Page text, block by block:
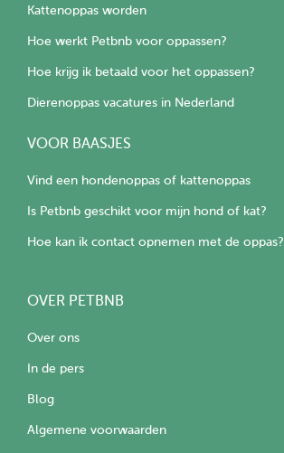
Kattenoppas worden
Hoe werkt Petbnb voor oppassen?
Hoe krijg ik betaald voor het oppassen?
Dierenoppas vacatures in Nederland
VOOR BAASJES
Vind een hondenoppas of kattenoppas
Is Petbnb geschikt voor mijn hond of kat?
Hoe kan ik contact opnemen met de oppas?
OVER PETBNB
Over ons
In de pers
Blog
Algemene voorwaarden